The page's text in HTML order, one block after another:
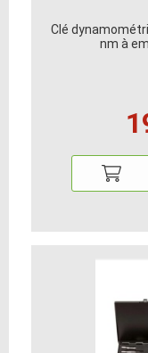
Clé
nm à